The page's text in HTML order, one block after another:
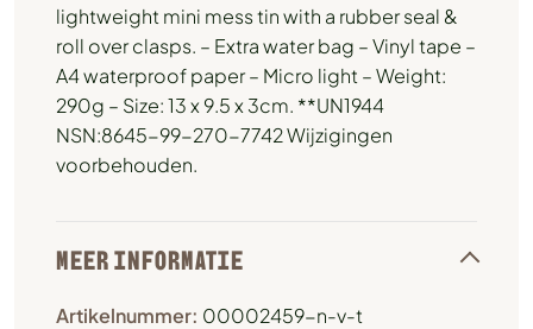
lightweight mini mess tin with a rubber seal &
roll over clasps. – Extra water bag – Vinyl tape –
A4 waterproof paper – Micro light – Weight:
290g – Size: 13 x 9.5 x 3cm. **UN1944
NSN:8645-99-270-7742 Wijzigingen
voorbehouden.
MEER INFORMATIE
Artikelnummer: 00002459-n-v-t